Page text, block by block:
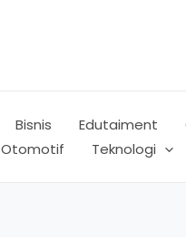
Bisnis Edutaiment
Otomotif Teknologi